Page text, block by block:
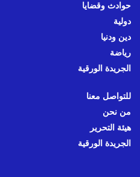
حوادث وقضايا
دولية
دين ودنيا
رياضة
الجريدة الورقية
للتواصل معنا
من نحن
هيئة التحرير
الجريدة الورقية